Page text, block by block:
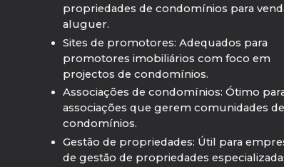
propriedades de condomínios para
aluguer.
Sites de promotores: Adequados para
promotores imobiliários com foco em
projectos de condomínios.
Associações de condomínios: Ótimo
associações que gerem comunidades de
condomínios.
Gestão de propriedades: Útil para
de gestão de propriedades